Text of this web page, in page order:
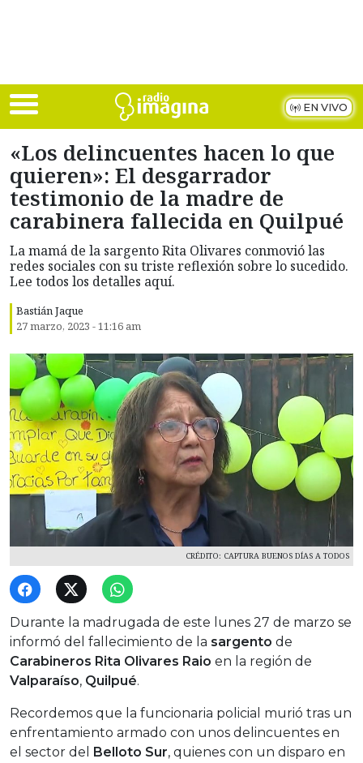
EN VIVO
«Los delincuentes hacen lo que
quieren»: El desgarrador
testimonio de la madre de
carabinera fallecida en Quilpué
La mamá de la sargento Rita Olivares conmovió las
redes sociales con su triste reflexión sobre lo sucedido.
Lee todos los detalles aquí.
Bastián Jaque
27 marzo, 2023 - 11:16 am
CRÉDITO: CAPTURA BUENOS DÍAS A TODOS
Durante la madrugada de este lunes 27 de marzo se
informó del fallecimiento de la sargento de
Carabineros Rita Olivares Raio en la región de
Valparaíso, Quilpué.
Recordemos que la funcionaria policial murió tras un
enfrentamiento armado con unos delincuentes en
el sector del
Belloto Sur, quienes con un disparo en